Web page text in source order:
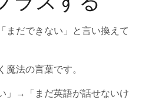
まだできない」と言い換えて
魔法の言葉です。
」→「まだ英語が話せないけ